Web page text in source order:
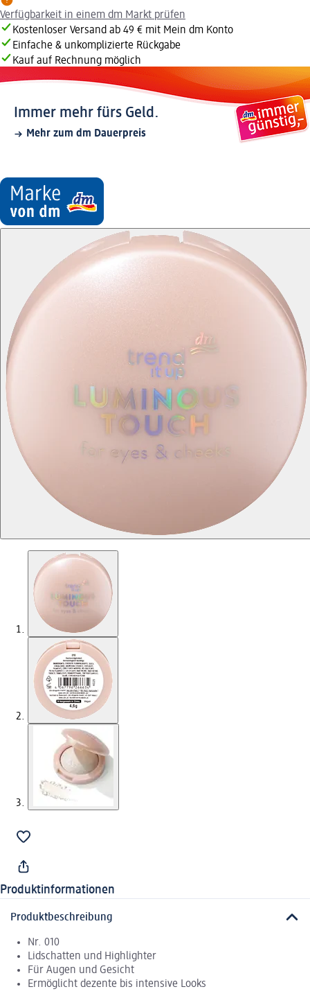
Verfügbarkeit in einem dm Markt prüfen
Kostenloser Versand ab 49 € mit Mein dm Konto
Einfache & unkomplizierte Rückgabe
Kauf auf Rechnung möglich
Immer mehr fürs Geld.
Mehr zum dm Dauerpreis
Produktinformationen
Produktbeschreibung
Nr. 010
Lidschatten und Highlighter
Für Augen und Gesicht
Ermöglicht dezente bis intensive Looks